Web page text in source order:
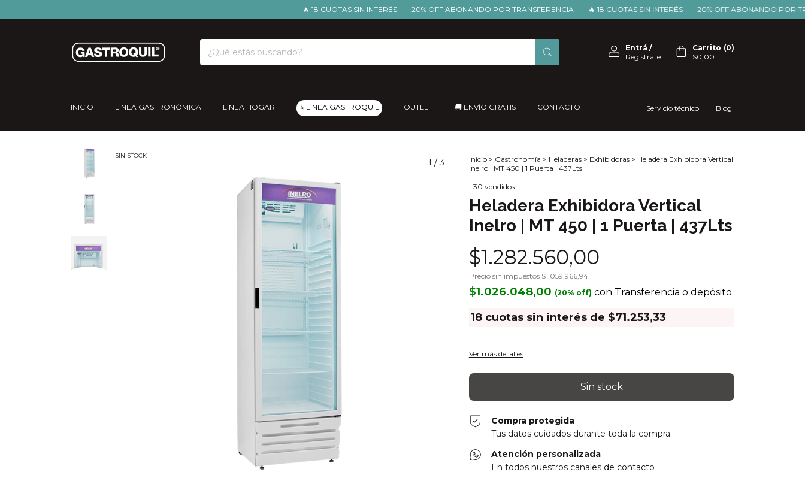
🔥 18 CUOTAS SIN INTERÉS 20% OFF ABONANDO POR TRANSFERENCIA 🔥 18 CUOTAS SIN INTERÉS 20% OFF ABONANDO POR
Entrá /
Registráte
Carrito (0)
$0,00
INICIO LÍNEA GASTRONÓMICA LÍNEA HOGAR ⭐ LÍNEA GASTROQUIL OUTLET 🚚 ENVÍO GRATIS CONTACTO Servicio técnico Blog
SIN STOCK
1 /3 Inicio > Gastronomía > Heladeras > Exhibidoras > Heladera Exhibidora Vertical
Inelro | MT 450 | 1 Puerta | 437Lts
+30 vendidos
Heladera Exhibidora Vertical
Inelro | MT 450 | 1 Puerta | 437Lts
$1.282.560,00
Precio sin impuestos $1.059.966,94
$1.026.048,00 con Transferencia o depósito
18 cuotas sin interés de $71.253,33
Ver más detalles
Compra protegida
Tus datos cuidados durante toda la compra.
Atención personalizada
En todos nuestros canales de contacto